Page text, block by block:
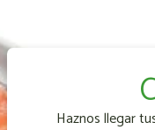
Haznos llegar